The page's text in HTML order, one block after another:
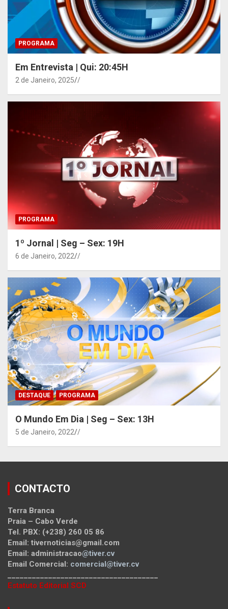
PROGRAMA
Em Entrevista | Qui: 20:45H
2 de Janeiro, 2025 /
PROGRAMA
1º Jornal | Seg – Sex: 19H
6 de Janeiro, 2022 /
DESTAQUE PROGRAMA
O Mundo Em Dia | Seg – Sex: 13H
5 de Janeiro, 2022 /
CONTACTO
Terra Branca
Praia – Cabo Verde
Tel. PBX: (+238) 260 05 86
Email: tivernoticias@gmail.com
Email: administracao@tiver.cv
Email Comercial: comercial@tiver.cv
Estatuto Editorial SCD